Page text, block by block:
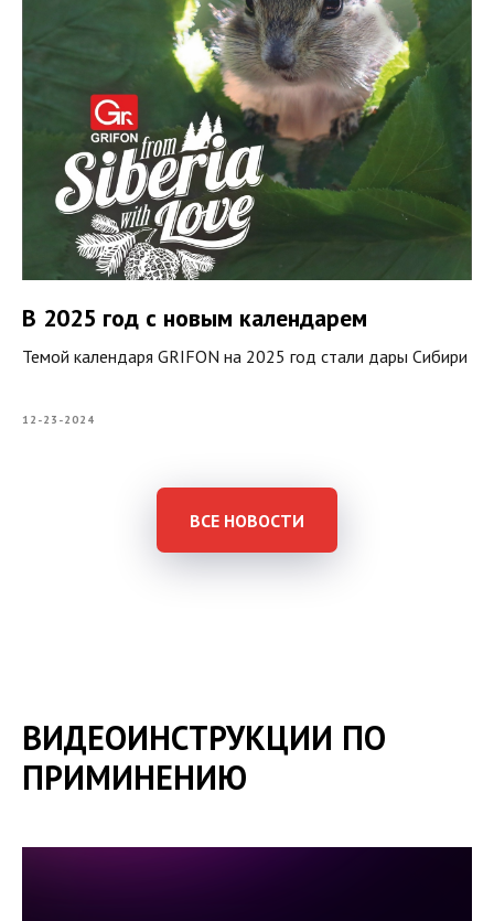
В 2025 год с новым календарем
Темой календаря GRIFON на 2025 год стали дары Сибири
12-23-2024
ВСЕ НОВОСТИ
ВИДЕОИНСТРУКЦИИ ПО
ПРИМИНЕНИЮ